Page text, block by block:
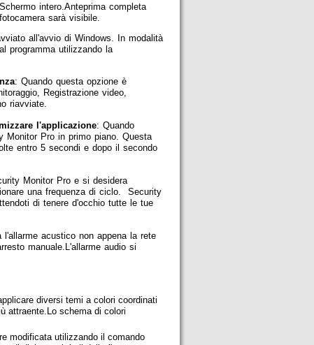
intero.Anteprima completa
sarà visibile.
all'avvio di Windows. In modalità
programma utilizzando la
: Quando questa opzione è
Registrazione video,
riavviate.
l'applicazione: Quando
Monitor Pro in primo piano. Questa
entro 5 secondi e dopo il secondo
Monitor Pro e si desidera
una frequenza di ciclo. Security
di tenere d'occhio tutte le tue
l'allarme acustico non appena la rete
manuale.L'allarme audio si
diversi temi a colori coordinati
attraente.Lo schema di colori
modificata utilizzando il comando